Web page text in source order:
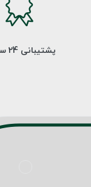
پشتیبانی 24 ساعته